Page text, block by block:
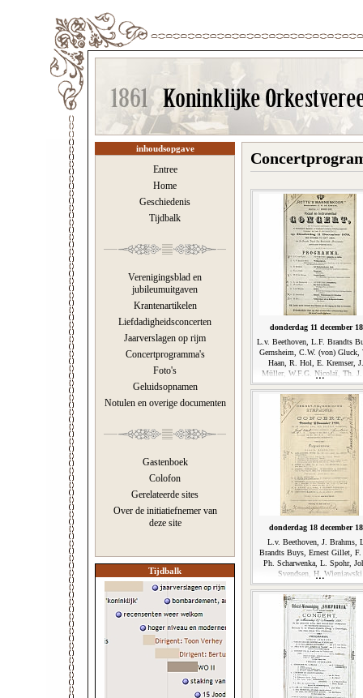
inhoudsopgave
Entree
Home
Geschiedenis
Tijdbalk
Verenigingsblad en
jubileumuitgaven
Krantenartikelen
Liefdadigheidsconcerten
Jaarverslagen op rijm
Concertprogramma's
Foto's
Geluidsopnamen
Notulen en overige documenten
Gastenboek
Colofon
Gerelateerde sites
Over de initiatiefnemer van
deze site
Tijdbalk
donderdag 11 december
L.v. Beethoven, L.F. Brandts
Gernsheim, C.W. (von) Gluck,
Haan, R. Hol, E. Kremser,
Müller, W.F.G. Nicolaï, Th. J.
donderdag 18 december
L.v. Beethoven, J. Brahms,
Brandts Buys, Ernest Gillet, F.
Ph. Scharwenka, L. Spohr,
Svendsen, H. Wieniawski